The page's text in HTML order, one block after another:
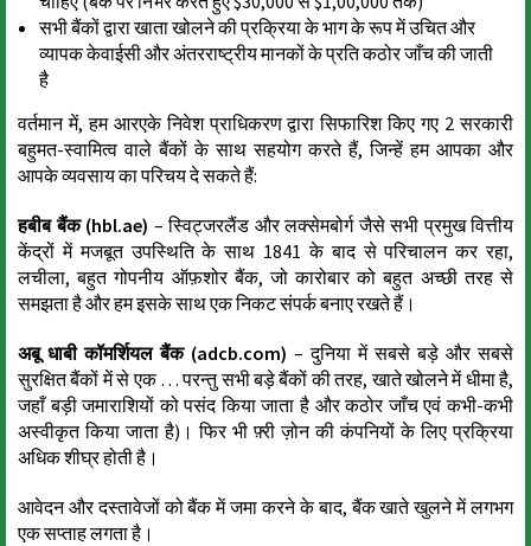
सभी बैंकों द्वारा खाता खोलने की प्रक्रिया के भाग के रूप में उचित और
व्यापक केवाईसी और अंतरराष्ट्रीय मानकों के प्रति कठोर जाँच की जाती
है
वर्तमान में, हम आरएके निवेश प्राधिकरण द्वारा सिफारिश किए गए 2 सरकारी
बहुमत-स्वामित्व वाले बैंकों के साथ सहयोग करते हैं, जिन्हें हम आपका और
आपके व्यवसाय का परिचय दे सकते हैं:
हबीब बैंक (hbl.ae) – स्विट्जरलैंड और लक्सेमबोर्ग जैसे सभी प्रमुख वित्तीय
केंद्रों में मजबूत उपस्थिति के साथ 1841 के बाद से परिचालन कर रहा,
लचीला, बहुत गोपनीय ऑफ़शोर बैंक, जो कारोबार को बहुत अच्छी तरह से
समझता है और हम इसके साथ एक निकट संपर्क बनाए रखते हैं।
अबू धाबी कॉमर्शियल बैंक (adcb.com) – दुनिया में सबसे बड़े और सबसे
सुरक्षित बैंकों में से एक … परन्तु सभी बड़े बैंकों की तरह, खाते खोलने में धीमा है,
जहाँ बड़ी जमाराशियों को पसंद किया जाता है और कठोर जाँच एवं कभी-कभी
अस्वीकृत किया जाता है)। फिर भी फ़्री ज़ोन की कंपनियों के लिए प्रक्रिया
अधिक शीघ्र होती है।
आवेदन और दस्तावेजों को बैंक में जमा करने के बाद, बैंक खाते खुलने में लगभग
एक सप्ताह लगता है।